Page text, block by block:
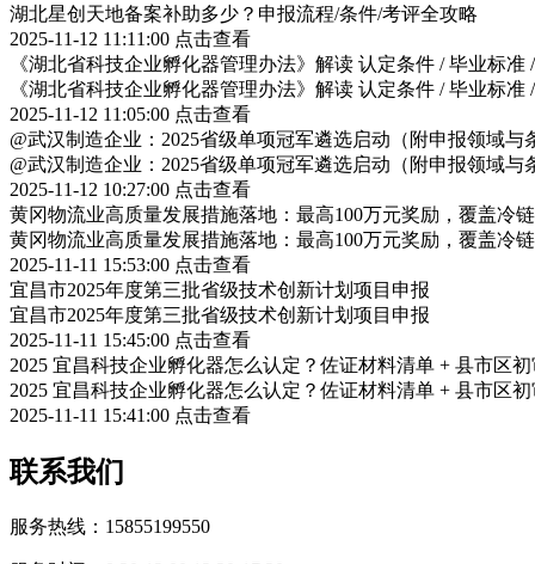
湖北星创天地备案补助多少？申报流程/条件/考评全攻略
2025-11-12 11:11:00 点击查看
《湖北省科技企业孵化器管理办法》解读 认定条件 / 毕业标准
《湖北省科技企业孵化器管理办法》解读 认定条件 / 毕业标准
2025-11-12 11:05:00 点击查看
@武汉制造企业：2025省级单项冠军遴选启动（附申报领域与
@武汉制造企业：2025省级单项冠军遴选启动（附申报领域与
2025-11-12 10:27:00 点击查看
黄冈物流业高质量发展措施落地：最高100万元奖励，覆盖冷
黄冈物流业高质量发展措施落地：最高100万元奖励，覆盖冷
2025-11-11 15:53:00 点击查看
宜昌市2025年度第三批省级技术创新计划项目申报
宜昌市2025年度第三批省级技术创新计划项目申报
2025-11-11 15:45:00 点击查看
2025 宜昌科技企业孵化器怎么认定？佐证材料清单 + 县市区
2025 宜昌科技企业孵化器怎么认定？佐证材料清单 + 县市区
2025-11-11 15:41:00 点击查看
联系我们
服务热线：15855199550